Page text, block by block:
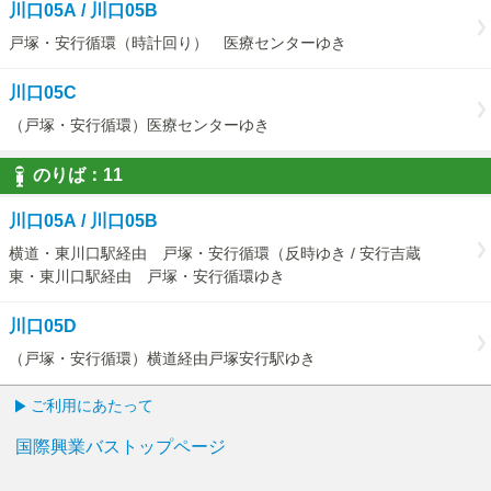
川口05A / 川口05B
戸塚・安行循環（時計回り） 医療センターゆき
川口05C
（戸塚・安行循環）医療センターゆき
のりば： 11
11
川口05A / 川口05B
横道・東川口駅経由 戸塚・安行循環（反時ゆき / 安行吉蔵
東・東川口駅経由 戸塚・安行循環ゆき
川口05D
（戸塚・安行循環）横道経由戸塚安行駅ゆき
ご利用にあたって
国際興業バストップページ